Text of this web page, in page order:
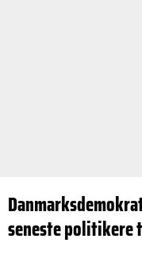
seneste politikere